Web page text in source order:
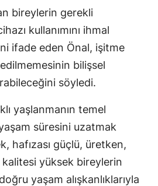
bireylerin gerekli
kullanımını ihmal
ifade eden Önal, işitme
bilişsel
söyledi.
yaşlanmanın temel
süresini uzatmak
hafızası güçlü, üretken,
kalitesi yüksek bireylerin
yaşam alışkanlıklarıyla